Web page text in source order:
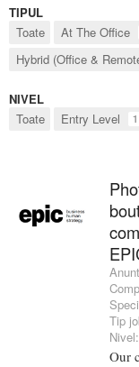
TIPUL
Toate
At The Office
Hybrid (Office &
NIVEL
Toate
Entry Level 1
Tip
Nivel:
Our